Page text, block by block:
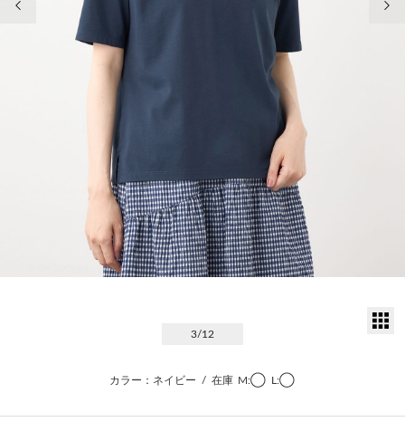
3/12
カラー：ネイビー / 在庫 M:◯ L:◯